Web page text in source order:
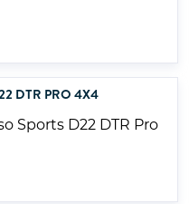
DTR PRO 4X4